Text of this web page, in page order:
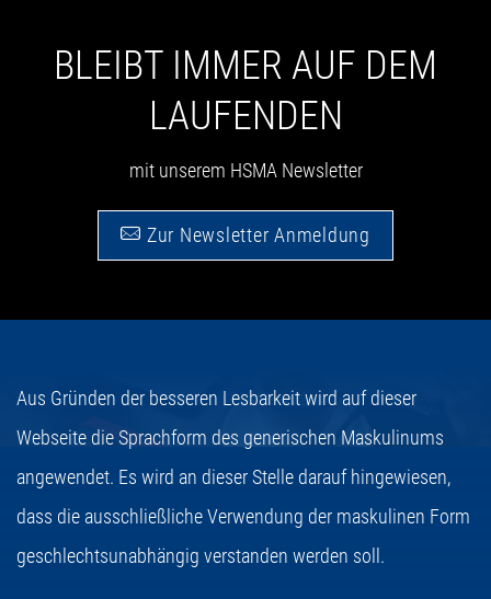
BLEIBT IMMER AUF DEM
LAUFENDEN
mit unserem HSMA Newsletter
Zur Newsletter Anmeldung
Aus Gründen der besseren Lesbarkeit wird auf dieser
Webseite die Sprachform des generischen Maskulinums
angewendet. Es wird an dieser Stelle darauf hingewiesen,
dass die ausschließliche Verwendung der maskulinen Form
geschlechtsunabhängig verstanden werden soll.